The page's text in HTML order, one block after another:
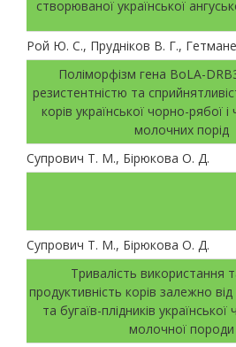
створюваної української
Рой Ю. С., Прудніков В. Г.,
Поліморфізм гена BoLA-
резистентністю та
корів української чорно-рябої
молочних порід
Супрович Т. М., Бірюкова О. Д.
Супрович Т. М., Бірюкова О. Д.
Тривалість використання
продуктивність корів залежно
та бугаїв-плідників
молочної породи